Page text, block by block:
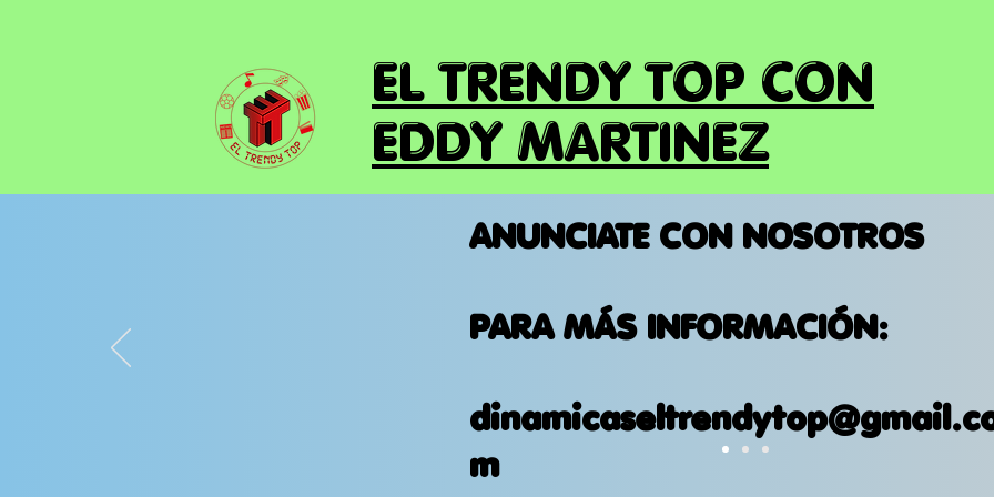
EL TRENDY TOP CON
EDDY MARTINEZ
ANUNCIATE CON NOSOTROS
PARA MÁS INFORMACIÓN:
m